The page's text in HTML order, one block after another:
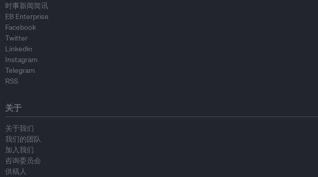
时事新闻简讯
EB Enterprise
Facebook
Twitter
Linkedin
Instagram
Telegram
RSS
关于
关于我们
我们的团队
加入我们
咨询委员会
供稿人